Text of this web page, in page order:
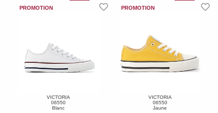
VICTORIA
06550
Blanc
VICTORIA
06550
Jaune